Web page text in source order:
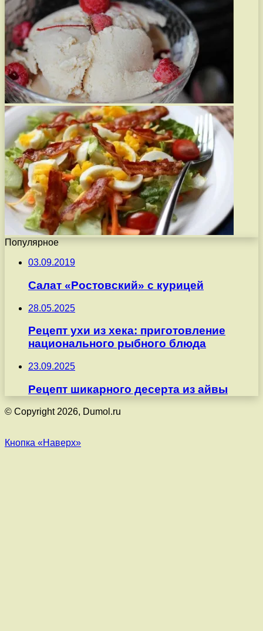
Популярное
03.09.2019
Салат «Ростовский» с курицей
28.05.2025
Рецепт ухи из хека: приготовление
национального рыбного блюда
23.09.2025
Рецепт шикарного десерта из айвы
© Copyright 2026, Dumol.ru
Кнопка «Наверх»